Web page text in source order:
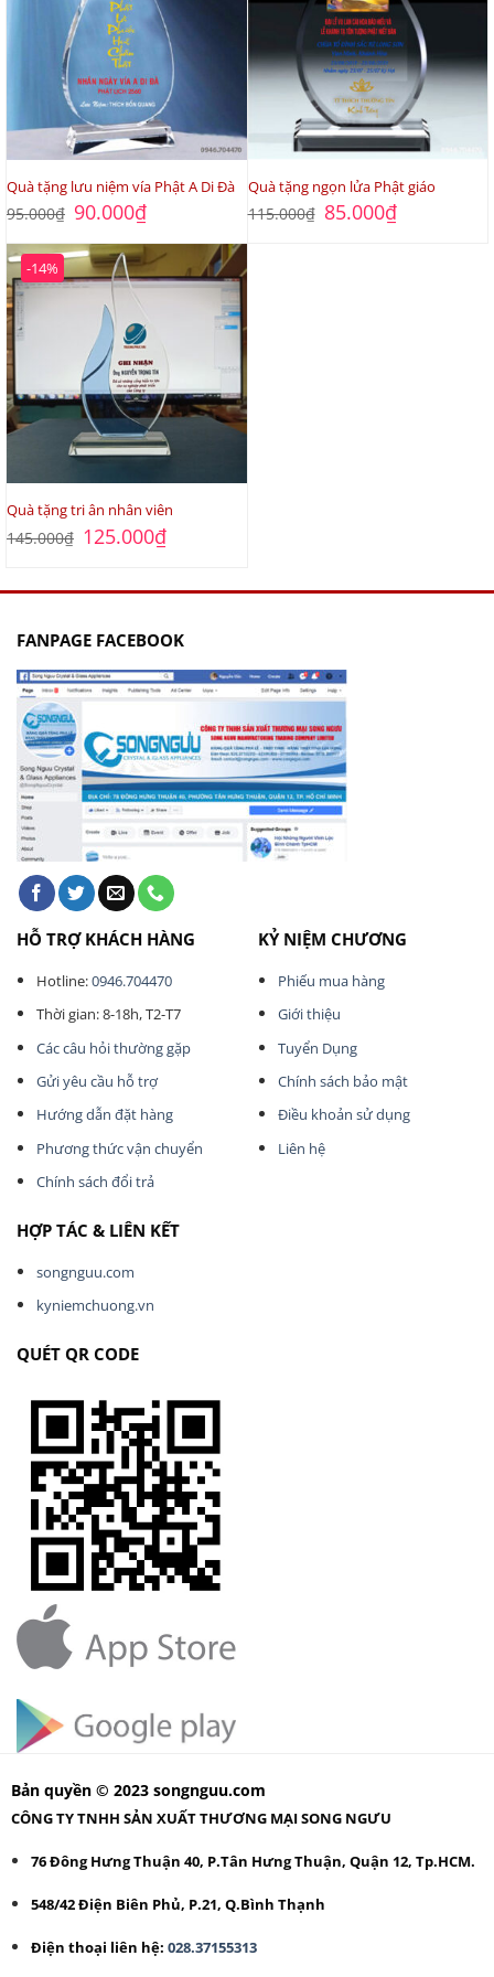
Quà tặng lưu niệm vía Phật A Di Đà
95.000₫ Giá
gốc
là:
95.000₫.
90.000₫Giá
tại
là:
90.000₫.
Quà tặng ngọn lửa Phật giáo
115.000₫ Giá
gốc
85.000₫Giá
hiện
-14%
Quà tặng tri ân nhân viên
145.000₫ Giá
gốc
125.000₫Giá
125.000₫.
FANPAGE FACEBOOK
HỖ TRỢ KHÁCH HÀNG
Hotline:0946.704470
Thời gian: 8-18h, T2-T7
Các câu hỏi thường gặp
Gửi yêu cầu hỗ trợ
Hướng dẫn đặt hàng
Phương thức vận chuyển
Chính sách đổi trả
KỶ NIỆM CHƯƠNG
Phiếu mua hàng
Giới thiệu
Tuyển Dụng
Chính sách bảo mật
Điều khoản sử dụng
Liên hệ
HỢP TÁC & LIÊN KẾT
songnguu.com
kyniemchuong.vn
QUÉT QR CODE
Bản quyền © 2023 songnguu.com
CÔNG TY TNHH SẢN XUẤT THƯƠNG MẠI SONG NGƯU
76 Đông Hưng Thuận 40, P.Tân Hưng Thuận, Quận 12, Tp.HCM.
548/42 Điện Biên Phủ, P.21, Q.Bình Thạnh
Điện thoại liên hệ: 028.37155313